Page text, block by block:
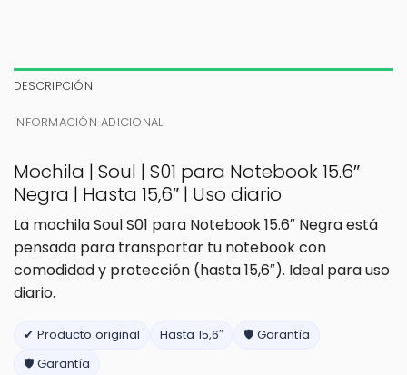
DESCRIPCIÓN
INFORMACIÓN ADICIONAL
Mochila | Soul | S01 para Notebook 15.6″
Negra | Hasta 15,6″ | Uso diario
La mochila Soul S01 para Notebook 15.6″ Negra está
pensada para transportar tu notebook con
comodidad y protección (hasta 15,6″). Ideal para uso
diario.
✔ Producto original Hasta 15,6″
🛡️ Garantía
🛡️ Garantía